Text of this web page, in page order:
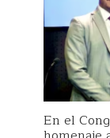
En el